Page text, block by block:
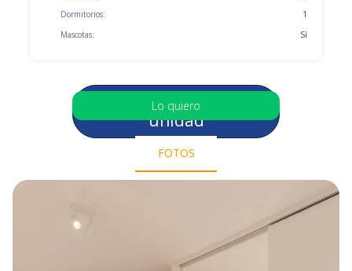
Dormitorios:
Mascotas:
1
Sí
Selecciona otra
unidad
Lo quiero
FOTOS